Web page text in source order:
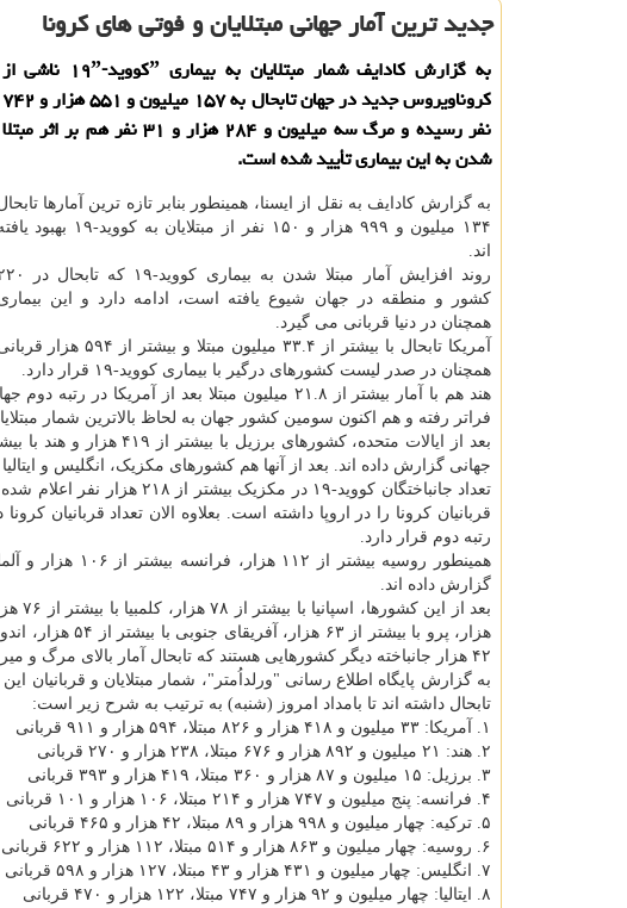
جدید ترین آمار جهانی مبتلایان و فوتی های كرونا
به گزارش کادایف شمار مبتلایان به بیماری ˮکووید-۱۹ˮ ناشی از
کروناویروس جدید در جهان تابحال به ۱۵۷ میلیون و ۵۵۱ هزار و ۷۴۲
نفر رسیده و مرگ سه میلیون و ۲۸۴ هزار و ۳۱ نفر هم بر اثر مبتلا
شدن به این بیماری تأیید شده است.
به گزارش کادایف به نقل از ایسنا، همینطور بنابر تازه ترین آمارها
۱۳۴ میلیون و ۹۹۹ هزار و ۱۵۰ نفر از مبتلایان به کووید-۱۹ بهبود
اند.
روند افزایش آمار مبتلا شدن به بیماری کووید-۱۹
کشور و منطقه در جهان شیوع یافته است، ادامه دارد و این
همچنان در دنیا قربانی می گیرد.
آمریکا تابحال با بیشتر از ۳۳.۴ میلیون مبتلا و بیشتر از ۵۹۴ هزار
همچنان در صدر لیست کشورهای درگیر با بیماری کووید-۱۹ قرار دارد.
فراتر رفته و هم اکنون سومین کشور جهان به لحاظ بالاترین شمار
جهانی گزارش داده اند. بعد از آنها هم کشورهای مکزیک، انگلیس و ایتالیا
رتبه دوم قرار دارد.
گزارش داده اند.
۴۲ هزار جانباخته دیگر کشورهایی هستند که تابحال آمار بالای مرگ و میر ناشی از کووید-۱۹ را ثبت کرده اند.
تابحال داشته اند تا بامداد امروز (شنبه) به ترتیب به شرح زیر است:
۱. آمریکا: ۳۳ میلیون و ۴۱۸ هزار و ۸۲۶ مبتلا، ۵۹۴ هزار و ۹۱۱ قربانی
۲. هند: ۲۱ میلیون و ۸۹۲ هزار و ۶۷۶ مبتلا، ۲۳۸ هزار و ۲۷۰ قربانی
۳. برزیل: ۱۵ میلیون و ۸۷ هزار و ۳۶۰ مبتلا، ۴۱۹ هزار و ۳۹۳ قربانی
۴. فرانسه: پنج میلیون و ۷۴۷ هزار و ۲۱۴ مبتلا، ۱۰۶ هزار و ۱۰۱ قربانی
۵. ترکیه: چهار میلیون و ۹۹۸ هزار و ۸۹ مبتلا، ۴۲ هزار و ۴۶۵ قربانی
۶. روسیه: چهار میلیون و ۸۶۳ هزار و ۵۱۴ مبتلا، ۱۱۲ هزار و ۶۲۲ قربانی
۷. انگلیس: چهار میلیون و ۴۳۱ هزار و ۴۳ مبتلا، ۱۲۷ هزار و ۵۹۸ قربانی
۸. ایتالیا: چهار میلیون و ۹۲ هزار و ۷۴۷ مبتلا، ۱۲۲ هزار و ۴۷۰ قربانی